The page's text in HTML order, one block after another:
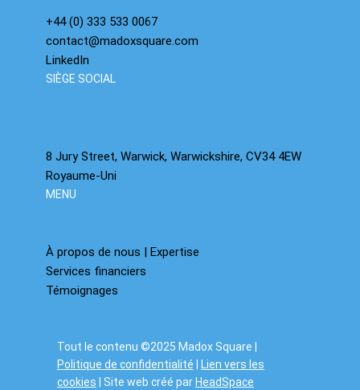
Tout le contenu ©2025 Madox Square |
Politique de confidentialité
Lien vers les
cookies | Site web créé par HeadSpace
+44 (0) 333 533 0067
contact@madoxsquare.com
LinkedIn
8 Jury Street, Warwick, Warwickshire, CV34 4EW
Royaume-Uni
SIÈGE SOCIAL
À propos de nous | Expertise
Services financiers
Témoignages
MENU